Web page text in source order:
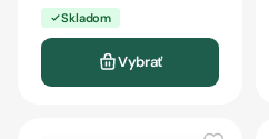
Skladom
Vybrať